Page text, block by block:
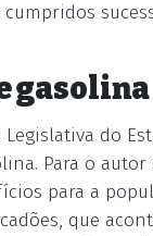
gasolina
do
Para o autor
para a
que